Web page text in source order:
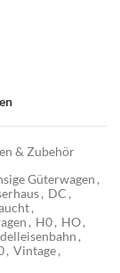
& Zubehör
Güterwagen ,
, DC ,
,
, H0, HO,
,
, Vintage,